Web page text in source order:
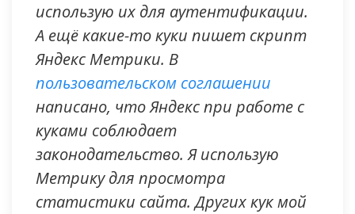
использую их для аутентификации.
А ещё какие-то куки пишет скрипт
Яндекс Метрики. В
пользовательском соглашении
написано, что Яндекс при работе с
куками соблюдает
законодательство. Я использую
Метрику для просмотра
статистики сайта. Других кук мой